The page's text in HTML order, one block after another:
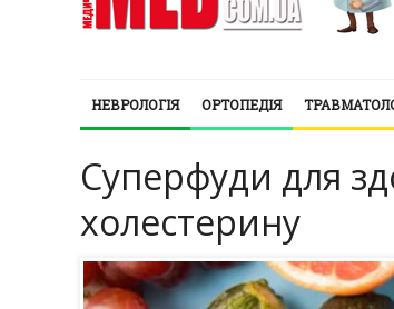
НЕВРОЛОГІЯ ОРТОПЕДІЯ
Суперфуди для
холестерину